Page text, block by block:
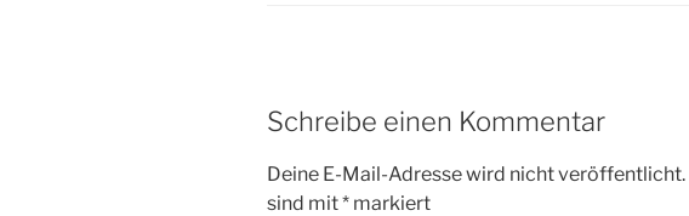
Schreibe einen Kommentar
Deine E-Mail-Adresse wird nicht veröffentlicht.
sind mit* markiert